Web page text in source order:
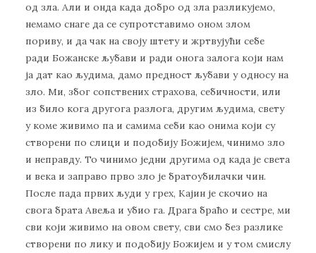
од зла. Али и онда када добро од зла разликујемо,
немамо снаге да се супротставимо оном злом
пориву, и да чак на своју штету и жртвујући себе
ради Божанске љубави и ради онога залога који нам
ја дат као људима, дамо предност љубави у односу на
зло. Ми, због сопствених страхова, себичности, или
из било кога другога разлога, другим људима, свету
у коме живимо па и самима себи као онима који су
створени по слици и подобију Божијем, чинимо зло
и неправду. То чинимо једни другима од када је света
и века и заправо прво зло је братоубилачки чин.
После пада првих људи у грех, Кајин је скочио на
свога брата Авеља и убио га. Драга браћо и сестре, ми
сви који живимо на овом свету, сви смо без разлике
створени по лику и подобију Божијем и у том смислу